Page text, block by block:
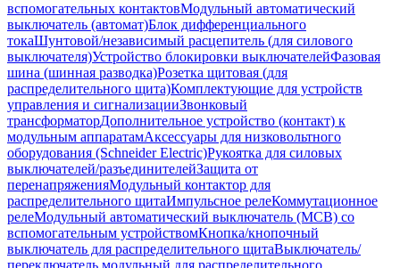
вспомогательных контактовМодульный автоматический
выключатель (автомат)Блок дифференциального
токаШунтовой/независимый расцепитель (для силового
выключателя)Устройство блокировки выключателейФазовая
шина (шинная разводка)Розетка щитовая (для
распределительного щита)Комплектующие для устройств
управления и сигнализацииЗвонковый
трансформаторДополнительное устройство (контакт) к
модульным аппаратамАксессуары для низковольтного
оборудования (Schneider Electric)Рукоятка для силовых
выключателей/разъединителейЗащита от
перенапряженияМодульный контактор для
распределительного щитаИмпульсное релеКоммутационное
релеМодульный автоматический выключатель (MCB) со
вспомогательным устройствомКнопка/кнопочный
выключатель для распределительного щитаВыключатель/
переключатель модульный для распределительного